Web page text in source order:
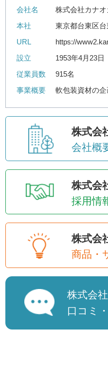
会社名
株式会社カナオ
本社
東京都台東区
URL
https://
設立
1953年4月23日
従業員数
915名
事業概要
軟包装資材の
株式会
会社概
株式会
採用情
株式会
商品・
株式会
口コミ